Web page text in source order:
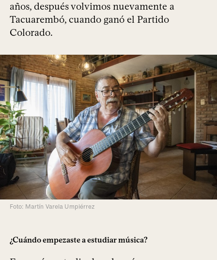
años, después volvimos nuevamente a
Tacuarembó, cuando ganó el Partido
Colorado.
Foto: Martín Varela Umpiérrez
¿Cuándo empezaste a estudiar música?